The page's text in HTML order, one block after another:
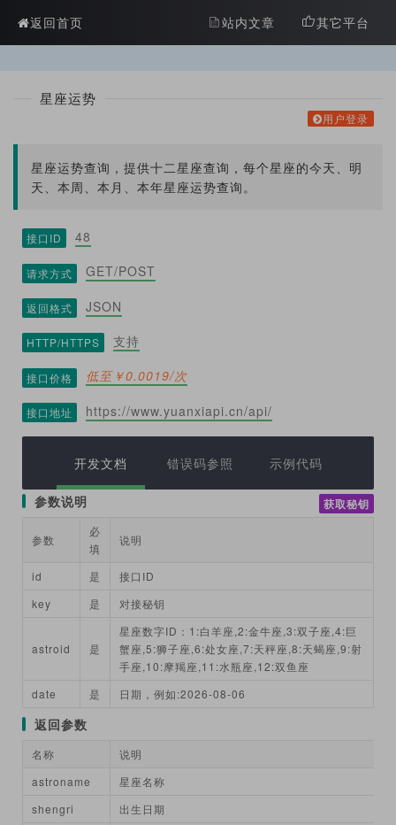
返回首页 站内文章 其它平台
星座运势
用户登录
星座运势查询，提供十二星座查询，每个星座的今天、明
天、本周、本月、本年星座运势查询。
接口ID 48
请求方式 GET/POST
返回格式 JSON
HTTP/HTTPS 支持
接口价格 低至￥0.0019/次
接口地址 https://www.yuanxiapi.cn/api/
开发文档 错误码参照 示例代码
参数说明 获取秘钥
参数
必
填
说明
id 是
接口ID
key
是 对接秘钥
astroid 是
星座数字ID：1:白羊座,2:金牛座,3:双子座,4:巨
蟹座,5:狮子座,6:处女座,7:天秤座,8:天蝎座,9:射
手座,10:摩羯座,11:水瓶座,12:双鱼座
date
是 日期，例如:2026-08-06
返回参数
名称
说明
astroname
星座名称
shengri
出生日期